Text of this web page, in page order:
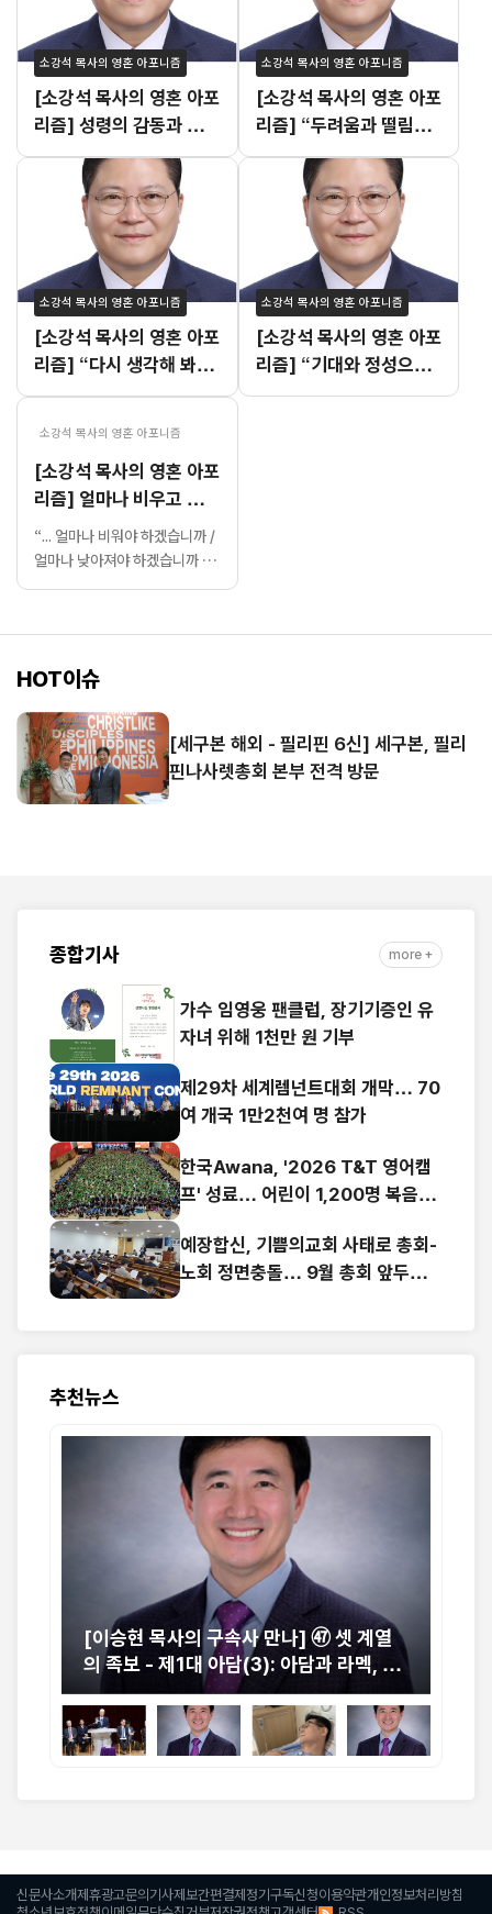
소강석 목사의 영혼 아포니즘
[소강석 목사의 영혼 아포
리즘] 성령의 감동과 불안
이 공존하는 이유
소강석 목사의 영혼 아포니즘
[소강석 목사의 영혼 아포
리즘] “두려움과 떨림이
교차하는 시점”
소강석 목사의 영혼 아포니즘
[소강석 목사의 영혼 아포
리즘] “다시 생각해 봐도
잘했던 것 같습니다.”
소강석 목사의 영혼 아포니즘
[소강석 목사의 영혼 아포
리즘] “기대와 정성으로
빚어진 여름수련회 설교”
소강석 목사의 영혼 아포니즘
[소강석 목사의 영혼 아포
리즘] 얼마나 비우고 낮아
져야 할까요?
“... 얼마나 비워야 하겠습니까 /
얼마나 낮아져야 하겠습니까 /
얼마나 가슴 저려야 하겠습니까
기만 한 밤 / 언제쯤 그 별빛을
왕으로 오셨던 아기 예수여 / 증
세상에 / 다시 맨살의 아기 예수
로 오셔야 하겠나이다... (중략)
상처와 아픔, 분노와 증오가 가
시지 않는 / 조국 대한민국에 하
HOT이슈
[세구본 해외 - 필리핀 6신] 세구본, 필리
핀나사렛총회 본부 전격 방문
종합기사 more +
가수 임영웅 팬클럽, 장기기증인 유
자녀 위해 1천만 원 기부
제29차 세계렘넌트대회 개막… 70
여 개국 1만2천여 명 참가
한국Awana, '2026 T&T 영어캠
프' 성료… 어린이 1,200명 복음과
예장합신, 기쁨의교회 사태로 총회-
노회 정면충돌… 9월 총회 앞두고
추천뉴스
[이승현 목사의 구속사 만나] ㊼ 셋 계열
의 족보 - 제1대 아담(3): 아담과 라멕, 그
리고 에녹의 동시대
신문사소개제휴광고문의 기사제보간편결제 정기구독신청이용약관개인정보처리방침